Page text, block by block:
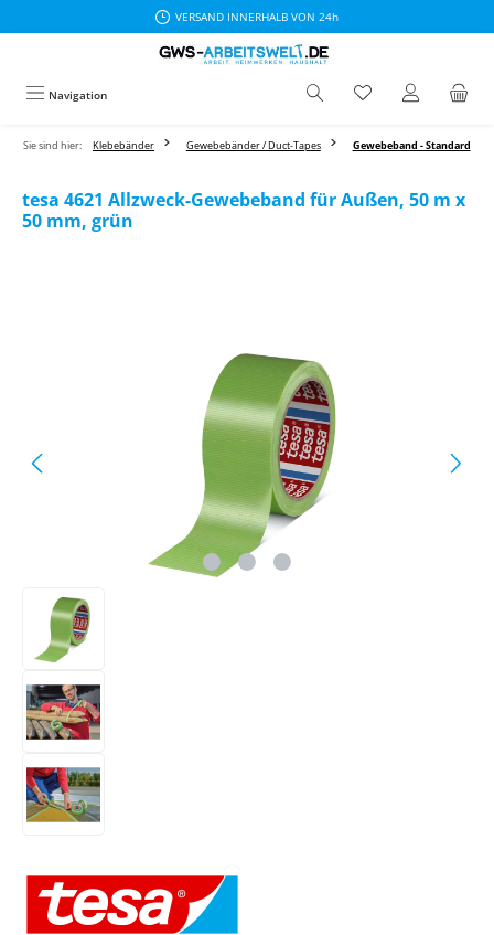
VERSAND INNERHALB VON 24h
Navigation
Sie sind hier: Klebebänder Gewebebänder / Duct-Tapes Gewebeband - Standard
tesa 4621 Allzweck-Gewebeband für Außen, 50 m x
50 mm, grün